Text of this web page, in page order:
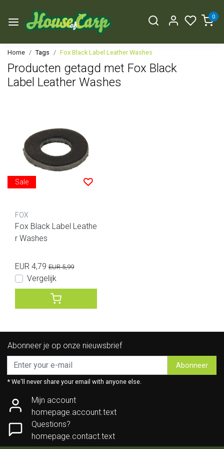
0
Home Tags Fox Black Label Leather Washes
Producten getagd met Fox Black
Label Leather Washes
Sale
FOX
Fox Black Label Leathe
r Washes
EUR 4,79 EUR 5,99
Vergelijk
Abonneer je op onze nieuwsbrief
Abonneer
* We'll never share your email with anyone else.
Mijn account
homepage.account.text
Questions?
homepage.contact.text